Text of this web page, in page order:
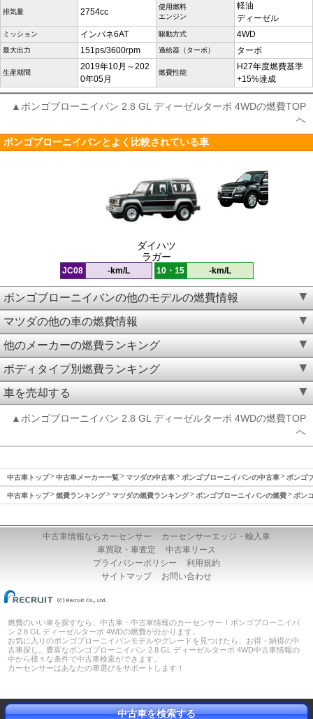
排気量 2754cc
使用燃料
エンジン
軽油
ディーゼル
ミッション インパネ6AT 駆動方式 4WD
最大出力 151ps/3600rpm 過給器（ターボ） ターボ
生産期間
2019年10月～202
0年05月
燃費性能
H27年度燃費基準
+15%達成
▲ボンゴブローニイバン 2.8 GL ディーゼルターボ 4WDの燃費TOP
へ
ボンゴブローニイバンとよく比較されている車
ダイハツ
ラガー
JC08 -km/L 10・15 -km/L
ボンゴブローニイバンの他のモデルの燃費情報
マツダの他の車の燃費情報
他のメーカーの燃費ランキング
ボディタイプ別燃費ランキング
車を売却する
▲ボンゴブローニイバン 2.8 GL ディーゼルターボ 4WDの燃費TOP
へ
中古車トップ 中古車メーカー一覧 マツダの中古車 ボンゴブローニイバンの中古車 ボンゴ
中古車トップ 燃費ランキング マツダの燃費ランキング ボンゴブローニイバンの燃費 ボン
中古車情報ならカーセンサー
カーセンサーエッジ・輸入車
車買取・車査定
中古車リース
プライバシーポリシー
利用規約
サイトマップ
お問い合わせ
燃費のいい車を探すなら、中古車・中古車情報のカーセンサー！ボンゴブローニイバ
ン 2.8 GL ディーゼルターボ 4WDの燃費が分かります。
お気に入りのボンゴブローニイバンモデルやグレードを見つけたら、お得・納得の中
古車探し。豊富なボンゴブローニイバン 2.8 GL ディーゼルターボ 4WD中古車情報の
中から様々な条件で中古車検索ができます。
カーセンサーはあなたの車選びをサポートします！
中古車を検索する